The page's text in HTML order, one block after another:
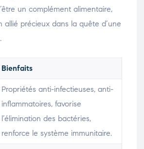
un complément alimentaire,
allié précieux dans la quête d’une
Bienfaits
Propriétés anti-infectieuses, anti-
inflammatoires, favorise
l’élimination des bactéries,
renforce le système immunitaire.